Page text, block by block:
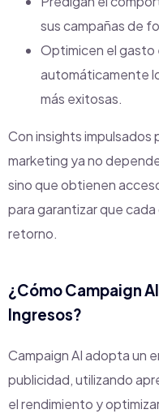
sus campañas de
Optimicen el gasto
automáticamente
más exitosas.
Con insights impulsados
marketing ya no
sino que obtienen
para garantizar que
retorno.
¿Cómo Campaign
Ingresos?
Campaign AI adopta un
publicidad, utilizando
el rendimiento y